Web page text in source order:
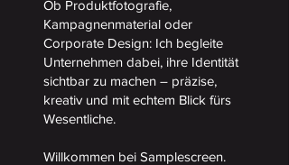
Ob Produktfotografie,
Kampagnenmaterial oder
Corporate Design: Ich begleite
Unternehmen dabei, ihre Identität
sichtbar zu machen – präzise,
kreativ und mit echtem Blick fürs
Wesentliche.
Willkommen bei Samplescreen.